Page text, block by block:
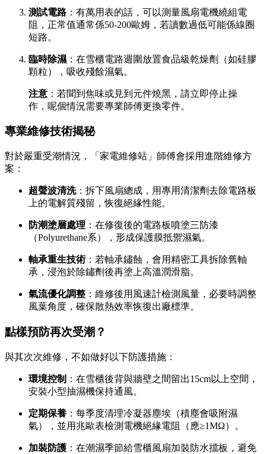
測試電路 ：有萬用表的話，可以測量風扇電機繞組電
阻，正常值通常係50-200歐姆，若讀數過低可能係線圈
短路。
臨時除濕：在雪櫃電路週圍放置食品級乾燥劑（如硅膠
顆粒），吸收殘餘濕氣。
注意 ：若聞到焦味或見到元件燒黑，請立即停止操
作，呢個情況需要專業師傅更換零件。
專業維修技術揭秘
對於嚴重受潮情況，「家電維修站」師傅會採用進階維修方
案：
超聲波清洗：拆下風扇總成，用專用清潔劑去除電路板
上的電解質殘留，恢復絕緣性能。
防潮塗層處理 ：在修復後的電路板噴塗三防漆
（Polyurethane系），形成保護膜抵禦濕氣。
軸承重生技術：若軸承鏽蝕，會用精密工具拆除舊軸
承，浸泡於除鏽劑後再塗上高溫潤滑脂。
氣流優化調整 ：維修後用風速計檢測風量，必要時調整
風葉角度，確保散熱效率恢復出廠標準。
點樣預防再次受潮？
與其次次維修，不如做好以下防護措施：
環境控制 ：在雪櫃後背與牆壁之間留出15cm以上空間，
安裝小型抽濕機保持通風。
定期保養 ：每季度清理冷凝器塵埃（積塵會吸附濕
氣），並用兆歐表檢測電機絕緣電阻（應≥1MΩ）。
加裝防護 ：在潮濕季節給雪櫃風扇加裝防水擋板，避免